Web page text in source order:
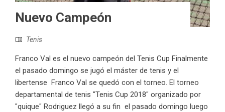
Nuevo Campeón
Tenis
Franco Val es el nuevo campeón del Tenis Cup Finalmente
el pasado domingo se jugó el máster de tenis y el
libertense Franco Val se quedó con el torneo. El torneo
departamental de tenis "Tenis Cup 2018" organizado por
"quique" Rodriguez llegó a su fin el pasado domingo luego